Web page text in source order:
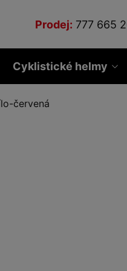
Prodej: 777 665
Cyklistické helmy
červená